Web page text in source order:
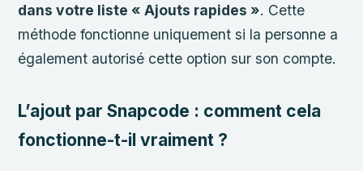
dans votre liste « Ajouts rapides ». Cette
méthode fonctionne uniquement si la personne a
également autorisé cette option sur son compte.
L’ajout par Snapcode : comment cela
fonctionne-t-il vraiment ?